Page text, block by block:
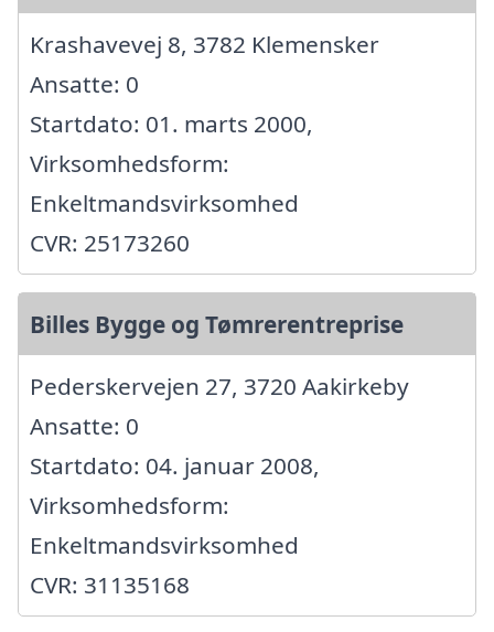
Krashavevej 8, 3782 Klemensker
Ansatte: 0
Startdato: 01. marts 2000,
Virksomhedsform:
Enkeltmandsvirksomhed
CVR: 25173260
Billes Bygge og Tømrerentreprise
Pederskervejen 27, 3720 Aakirkeby
Ansatte: 0
Startdato: 04. januar 2008,
Virksomhedsform:
Enkeltmandsvirksomhed
CVR: 31135168